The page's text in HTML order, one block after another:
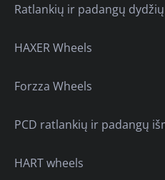
Ratlankių ir padangų
HAXER Wheels
Forzza Wheels
PCD ratlankių ir padangų
HART wheels